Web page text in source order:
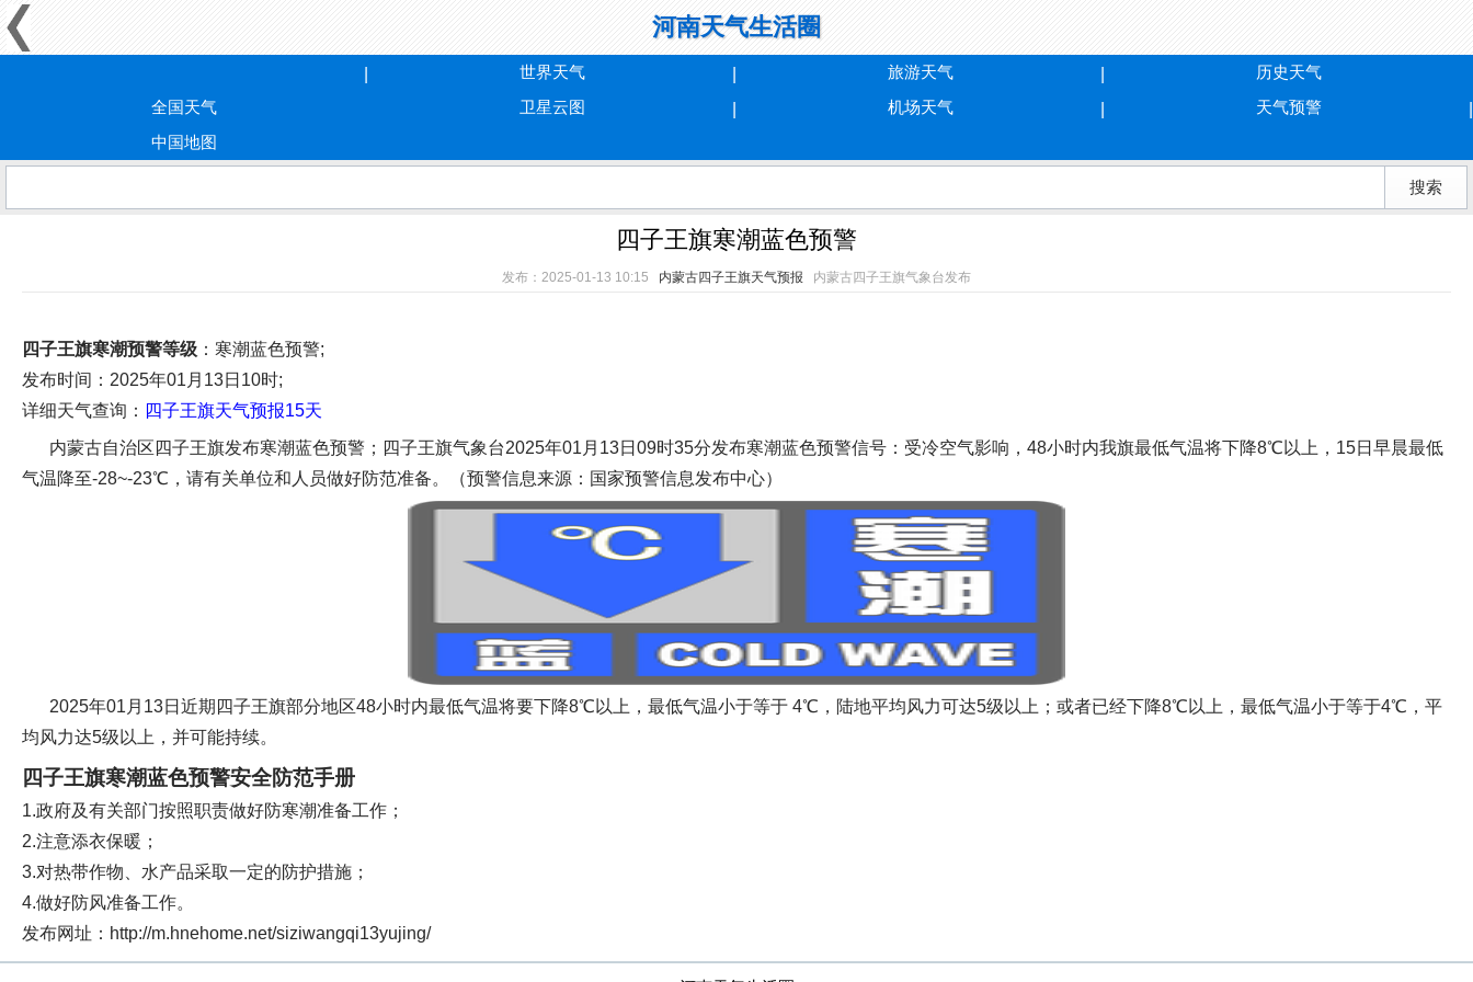
河南天气生活圈
全国天气
世界天气 旅游天气
历史天气
卫星云图
机场天气
天气预警
中国地图
四子王旗寒潮蓝色预警
发布：2025-01-13 10:15 内蒙古四子王旗天气预报 内蒙古四子王旗气象台发布
四子王旗寒潮预警等级 ：寒潮蓝色预警;
发布时间 ：2025年01月13日10时;
详细天气查询： 四子王旗天气预报15天
内蒙古自治区四子王旗发布寒潮蓝色预警；四子王旗气象台2025年01月13日09时35分发布寒潮蓝色预警信号：受冷空气影响，48小时内我旗最低气温将下降8℃以上，15日早晨最低
气温降至-28~-23℃，请有关单位和人员做好防范准备。（预警信息来源：国家预警信息发布中心）
2025年01月13日近期四子王旗部分地区48小时内最低气温将要下降8℃以上，最低气温小于等于 4℃，陆地平均风力可达5级以上；或者已经下降8℃以上，最低气温小于等于4℃，平
均风力达5级以上，并可能持续。
四子王旗寒潮蓝色预警安全防范手册
1.政府及有关部门按照职责做好防寒潮准备工作；
2.注意添衣保暖；
3.对热带作物、水产品采取一定的防护措施；
4.做好防风准备工作。
发布网址：http://m.hnehome.net/siziwangqi13yujing/